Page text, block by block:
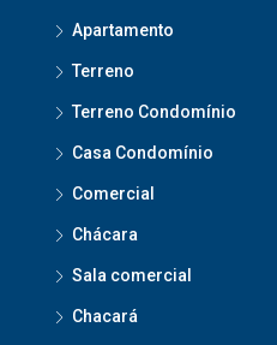
Apartamento
Terreno
Terreno Condomínio
Casa Condomínio
Comercial
Chácara
Sala comercial
Chacará